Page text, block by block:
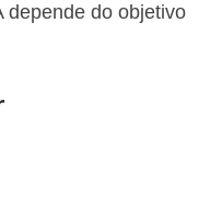
depende do objetivo